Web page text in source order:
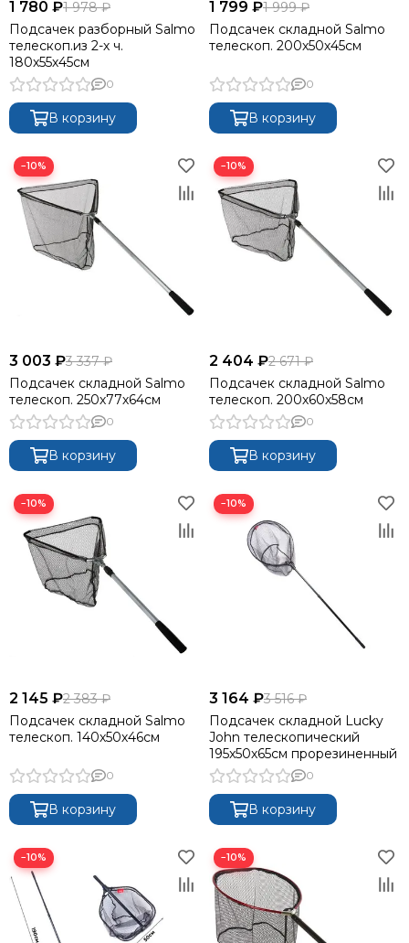
1 780 ₽1 978 ₽
Подсачек разборный Salmo
телескоп.из 2-х ч.
180х55х45см
0
В корзину
1 799 ₽1 999 ₽
Подсачек складной Salmo
телескоп. 200х50х45см
0
В корзину
−10%
3 003 ₽3 337 ₽
Подсачек складной Salmo
телескоп. 250х77х64см
0
В корзину
−10%
2 404 ₽2 671 ₽
Подсачек складной Salmo
телескоп. 200х60х58см
0
В корзину
−10%
2 145 ₽2 383 ₽
Подсачек складной Salmo
телескоп. 140х50х46см
0
В корзину
−10%
3 164 ₽3 516 ₽
Подсачек складной Lucky
John телескопический
195x50х65см прорезиненный
0
В корзину
−10% −10%